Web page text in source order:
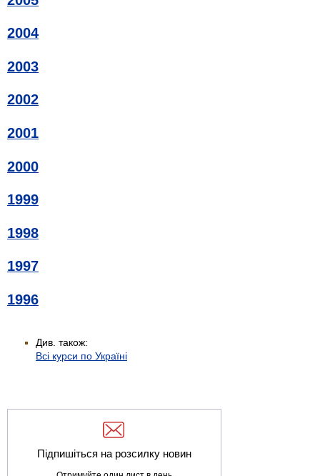
2004
2003
2002
2001
2000
1999
1998
1997
1996
Див. також:
Всі курси по Україні
Підпишіться на розсилку новин